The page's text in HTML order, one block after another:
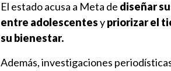
El estado acusa a Meta de diseñar
entre adolescentesypriorizar el
su bienestar.
Además, investigaciones